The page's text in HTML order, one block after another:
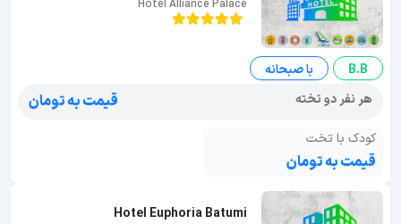
Hotel Alliance Palace
B.B
با صبحانه
هر نفر دو تخته
قیمت به تومان
کودک با تخت
قیمت به تومان
Hotel Euphoria Batumi